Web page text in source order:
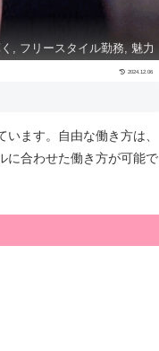
, フリースタイル勤務, 魅力
2024.12.06
ます。自由な働き方は、
に合わせた働き方が可能で